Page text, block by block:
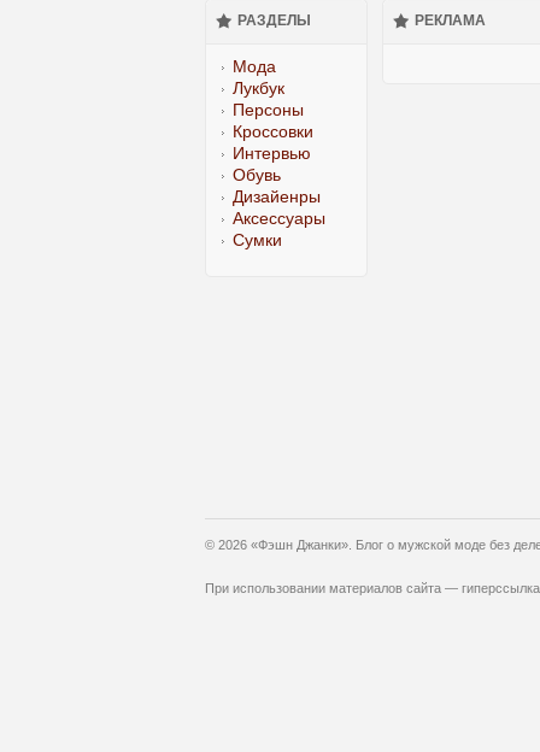
РАЗДЕЛЫ
Мода
Лукбук
Персоны
Кроссовки
Интервью
Обувь
Дизайенры
Аксессуары
Сумки
РЕКЛАМА
© 2026 «Фэшн Джанки». Блог о мужской моде без
При использовании материалов сайта —